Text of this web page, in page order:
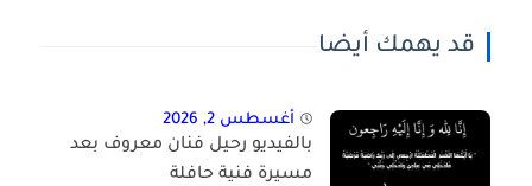
قد يهمك أيضا
أغسطس 2, 2026
بالفيديو رحيل فنان معروف بعد
مسيرة فنية حافلة